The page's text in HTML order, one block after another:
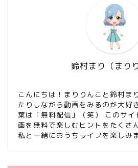
鈴村まり（まり
こんにちは！まりりんこと鈴村ま
たりしながら動画をみるのが大好
葉は「無料配信」（笑） このサイ
画を無料で楽しむヒントをたくさ
私と一緒におうちライフを楽しみ